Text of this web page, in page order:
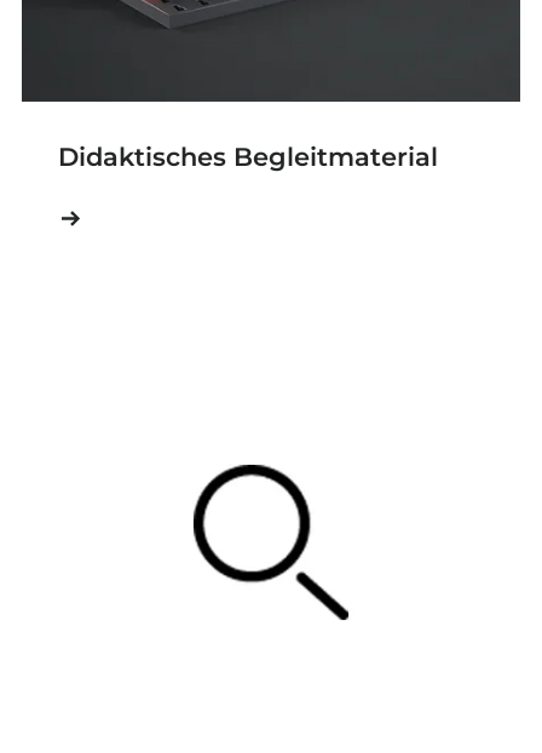
Didaktisches Begleitmaterial